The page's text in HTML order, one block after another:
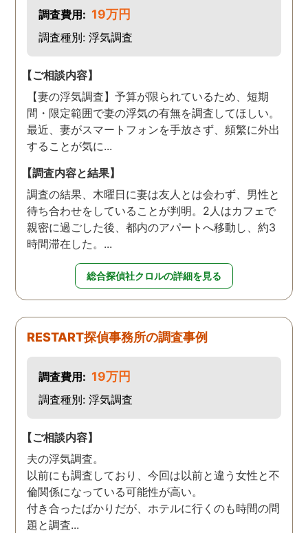
調査費用: 19万円
調査種別: 浮気調査
【ご相談内容】
【妻の浮気調査】予算が限られているため、短期
間・限定範囲で妻の浮気の有無を調査してほしい。
最近、妻がスマートフォンを手放さず、頻繁に外出
することが気に...
【調査内容と結果】
調査の結果、木曜日に妻は友人とは会わず、男性と
待ち合わせをしていることが判明。2人はカフェで
親密に過ごした後、都内のアパートへ移動し、約3
時間滞在した。...
総合探偵社クロルの詳細を見る
RESTART探偵事務所の調査事例
調査費用: 19万円
調査種別: 浮気調査
【ご相談内容】
夫の浮気調査。
以前にも調査しており、今回は以前と違う女性と不
倫関係になっている可能性が高い。
付き合ったばかりだが、ホテルに行くのも時間の問
題と調査...